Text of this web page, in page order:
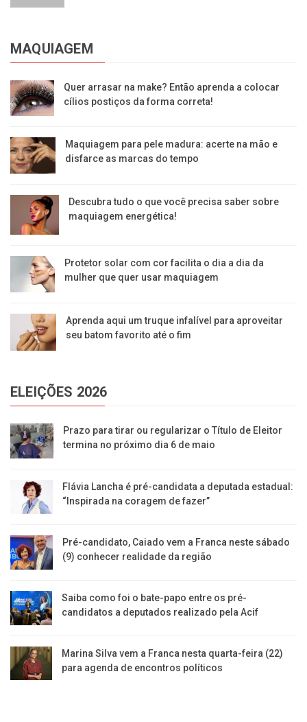
MAQUIAGEM
Quer arrasar na make? Então aprenda a colocar
cílios postiços da forma correta!
Maquiagem para pele madura: acerte na mão e
disfarce as marcas do tempo
Descubra tudo o que você precisa saber sobre
maquiagem energética!
Protetor solar com cor facilita o dia a dia da
mulher que quer usar maquiagem
Aprenda aqui um truque infalível para aproveitar
seu batom favorito até o fim
ELEIÇÕES 2026
Prazo para tirar ou regularizar o Título de Eleitor
termina no próximo dia 6 de maio
Flávia Lancha é pré-candidata a deputada estadual:
“Inspirada na coragem de fazer”
Pré-candidato, Caiado vem a Franca neste sábado
(9) conhecer realidade da região
Saiba como foi o bate-papo entre os pré-
candidatos a deputados realizado pela Acif
Marina Silva vem a Franca nesta quarta-feira (22)
para agenda de encontros políticos